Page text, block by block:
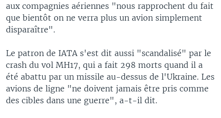
aux compagnies aériennes "nous rapprochent du fait
que bientôt on ne verra plus un avion simplement
disparaître".
Le patron de IATA s'est dit aussi "scandalisé" par le
crash du vol MH17, qui a fait 298 morts quand il a
été abattu par un missile au-dessus de l'Ukraine. Les
avions de ligne "ne doivent jamais être pris comme
des cibles dans une guerre", a-t-il dit.